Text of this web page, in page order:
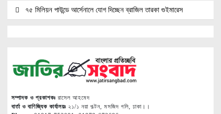
৭৫ মিলিয়ন পাউন্ডে আর্সেনালে যোগ দিচ্ছেন ব্রাজিল তারকা গুইমারেস
জামালপুরে জুলাই অভ্যুত্থান দিবস উদযাপিত
পিবিপ্রবিতে যথাযোগ্য মর্যাদায় জুলাই গণঅভ্যুত্থান দিবস ২০২৬ উদযাপন
সম্পাদক ও প্রকাশকঃ রাসেল আহমেদ
বার্তা ও বাণিজ্যিক কার্যালয়ঃ ২১/১ নয়া পল্টন, মসজিদ গলি, ঢাকা।।